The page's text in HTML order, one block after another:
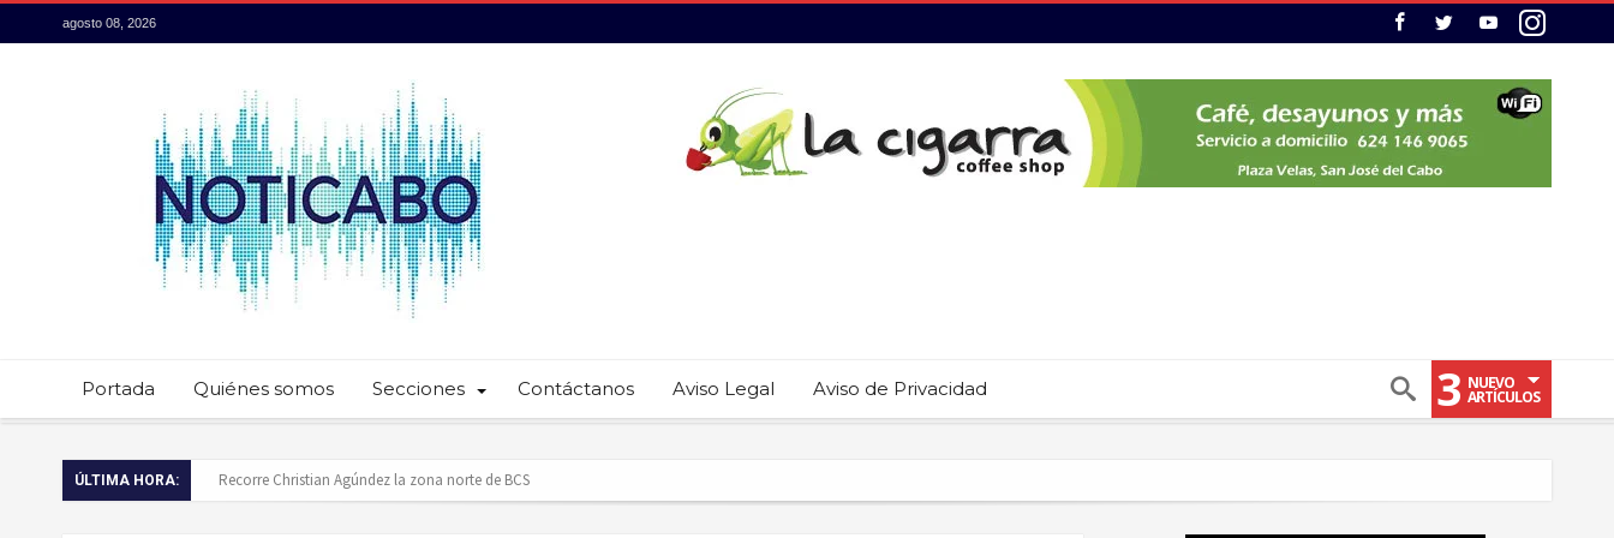
agosto 08, 2026
Portada Quiénes somos Secciones Contáctanos Aviso Legal Aviso de Privacidad 3 NUEVO
ARTÍCULOS
ÚLTIMA HORA:
Recorre Christian Agúndez la zona norte de BCS